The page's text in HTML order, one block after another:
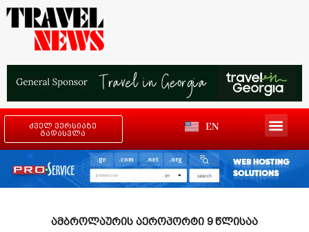
ძველ ვერსიაზე
გადასვლა
EN
ამბროლაურის აეროპორტი 9 წლისაა